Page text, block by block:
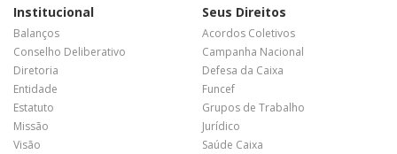
Institucional
Balanços
Conselho Deliberativo
Diretoria
Entidade
Estatuto
Missão
Visão
Seus Direitos
Acordos Coletivos
Campanha Nacional
Defesa da Caixa
Funcef
Grupos de Trabalho
Jurídico
Saúde Caixa